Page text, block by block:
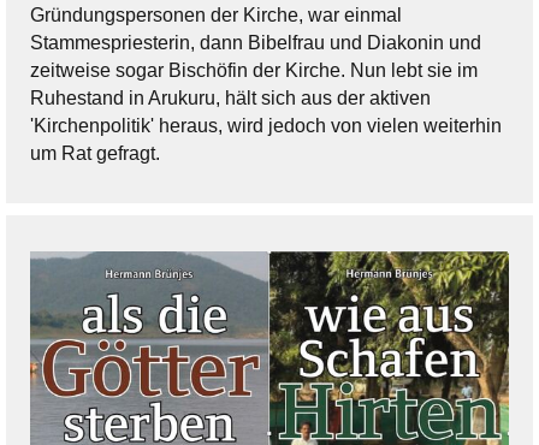
Gründungspersonen der Kirche, war einmal
Stammespriesterin, dann Bibelfrau und Diakonin und
zeitweise sogar Bischöfin der Kirche. Nun lebt sie im
Ruhestand in Arukuru, hält sich aus der aktiven
'Kirchenpolitik' heraus, wird jedoch von vielen weiterhin
um Rat gefragt.